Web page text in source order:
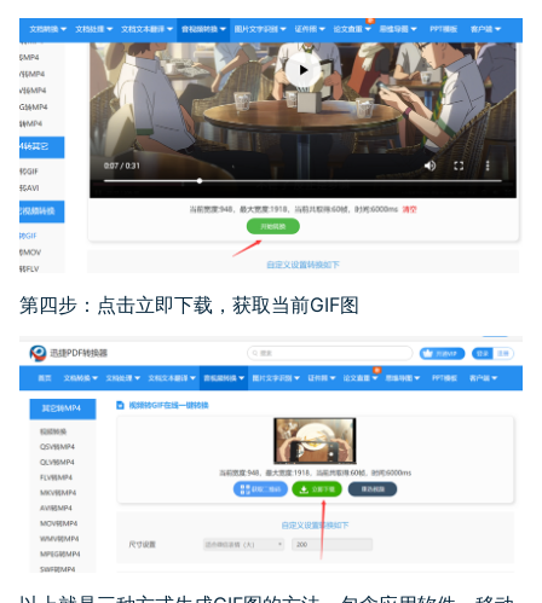
第四步：点击立即下载，获取当前GIF图